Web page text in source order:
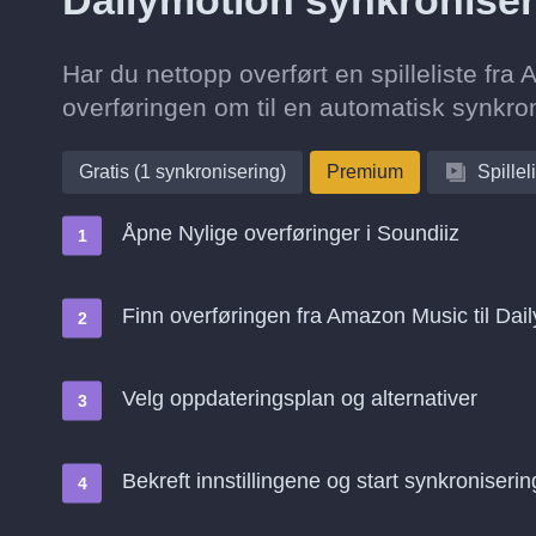
Har du nettopp overført en spilleliste fra
overføringen om til en automatisk
Gratis (1 synkronisering) Premium
Åpne Nylige overføringer i Soundiiz
Finn overføringen fra Amazon Music til
Velg oppdateringsplan og alternativer
Bekreft innstillingene og start